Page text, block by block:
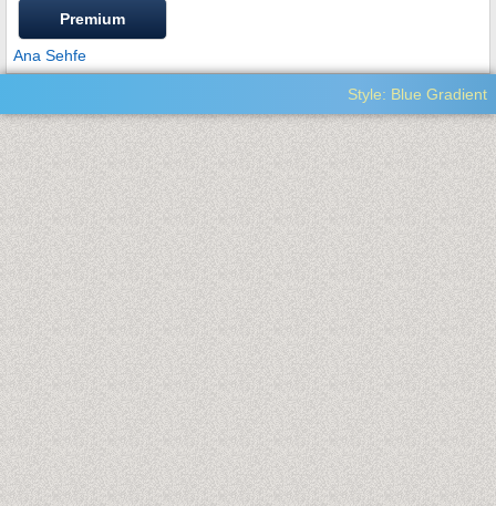
Premium
Ana Sehfe
Style: Blue Gradient